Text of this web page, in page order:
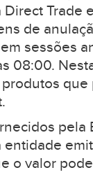
Trade
de
sessões
08:00.
o valor